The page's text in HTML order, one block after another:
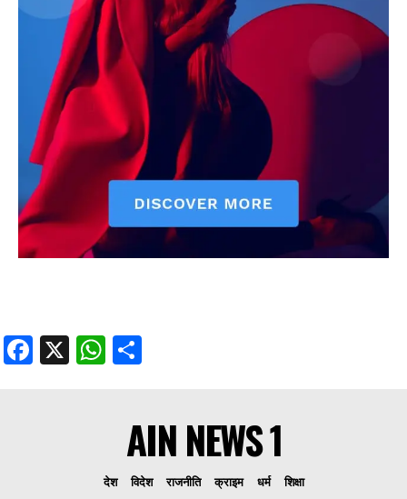
Terms of Use Agreement
Facebook
X WhatsApp
Share
Facebook
X WhatsApp
AIN NEWS 1
देश विदेश राजनीति क्राइम धर्म शिक्षा